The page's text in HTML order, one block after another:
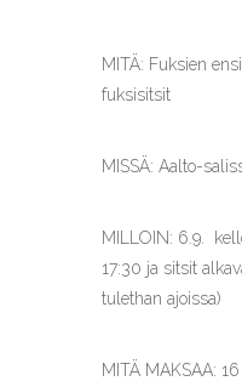
MITÄ: Fuksien
fuksisitsit
MISSÄ: Aalto-
MILLOIN: 6.9.
17:30 ja sitsit
tulethan ajoissa)
MITÄ MAKSAA: